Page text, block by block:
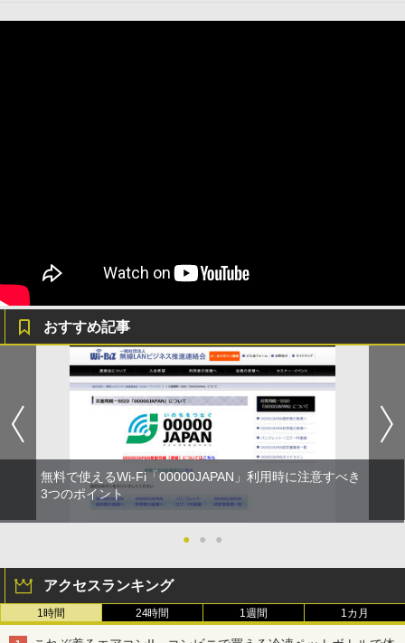
おすすめ記事
無料で使えるWi-Fi「00000JAPAN」利用時に注意すべき
3つのポイント
● ● ●
アクセスランキング
1時間 24時間 1週間 1カ月